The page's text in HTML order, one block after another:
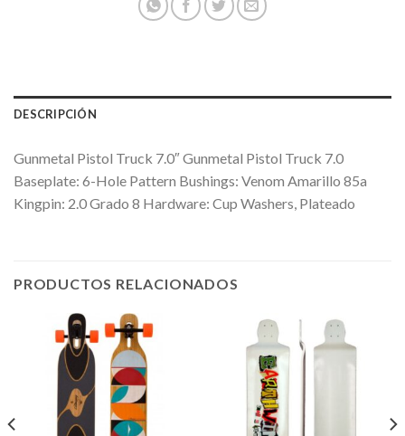
DESCRIPCIÓN
Gunmetal Pistol Truck 7.0″ Gunmetal Pistol Truck 7.0
Baseplate: 6-Hole Pattern Bushings: Venom Amarillo 85a
Kingpin: 2.0 Grado 8 Hardware: Cup Washers, Plateado
PRODUCTOS RELACIONADOS